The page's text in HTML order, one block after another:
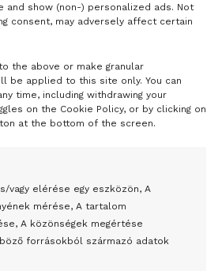
and show (non-) personalized ads. Not
consent, may adversely affect certain
the above or make granular
be applied to this site only. You can
time, including withdrawing your
on the Cookie Policy, or by clicking on
at the bottom of the screen.
vagy elérése egy eszközön, A
mérése, A tartalom
A közönségek megértése
forrásokból származó adatok
Banksy művét miután elégették.
művei szabadon